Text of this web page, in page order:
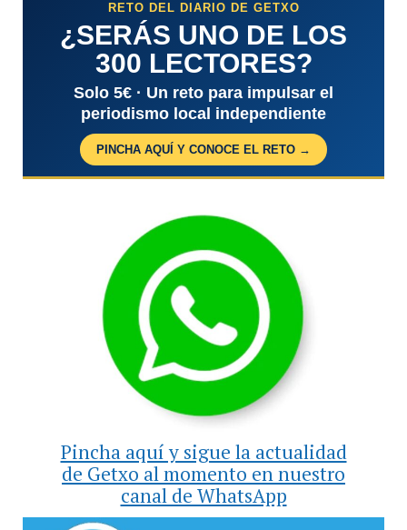
RETO DEL DIARIO DE GETXO
¿SERÁS UNO DE LOS
300 LECTORES?
Solo 5€ · Un reto para impulsar el
periodismo local independiente
PINCHA AQUÍ Y CONOCE EL RETO →
Pincha aquí y sigue la actualidad
de Getxo al momento en nuestro
canal de WhatsApp